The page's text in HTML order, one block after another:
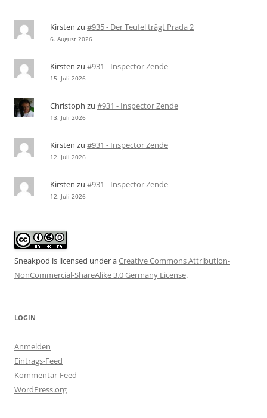
Kirsten zu #935 - Der Teufel trägt Prada 2
6. August 2026
Kirsten zu #931 - Inspector Zende
15. Juli 2026
Christoph zu #931 - Inspector Zende
13. Juli 2026
Kirsten zu #931 - Inspector Zende
12. Juli 2026
Kirsten zu #931 - Inspector Zende
12. Juli 2026
Sneakpod is licensed under aCreative Commons Attribution-
NonCommercial-ShareAlike 3.0 Germany License.
LOGIN
Anmelden
Eintrags-Feed
Kommentar-Feed
WordPress.org